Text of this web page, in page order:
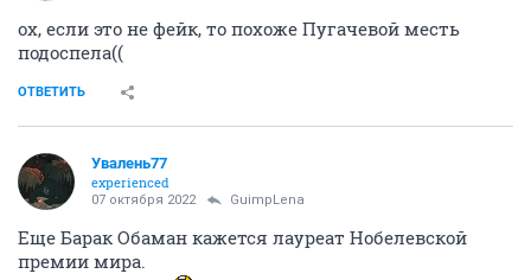
ох, если это не фейк, то похоже Пугачевой месть
подоспела((
ОТВЕТИТЬ
Увалень77
experienced
07 октября 2022 GuimpLena
Еще Барак Обаман кажется лауреат Нобелевской
премии мира.